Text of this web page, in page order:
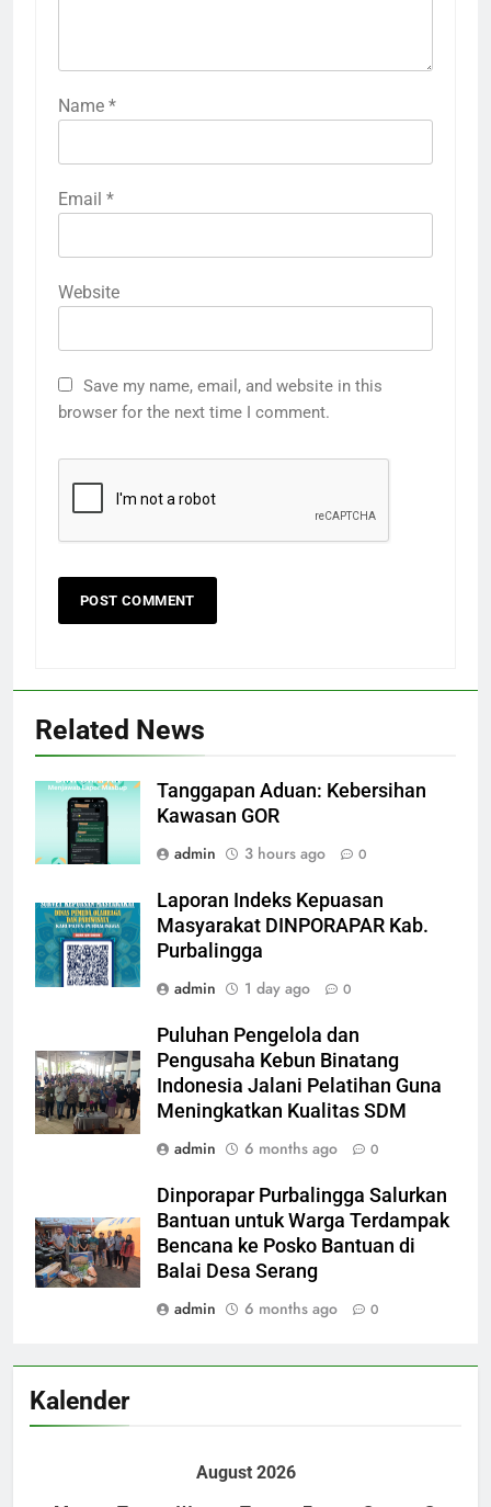
Name *
Email *
Website
Save my name, email, and website in this
browser for the next time I comment.
Related News
Tanggapan Aduan: Kebersihan
Kawasan GOR
admin
3 hours ago 0
Laporan Indeks Kepuasan
Masyarakat DINPORAPAR Kab.
Purbalingga
admin
1 day ago 0
Puluhan Pengelola dan
Pengusaha Kebun Binatang
Indonesia Jalani Pelatihan Guna
Meningkatkan Kualitas SDM
admin
6 months ago 0
Dinporapar Purbalingga Salurkan
Bantuan untuk Warga Terdampak
Bencana ke Posko Bantuan di
Balai Desa Serang
admin
6 months ago 0
Kalender
August 2026